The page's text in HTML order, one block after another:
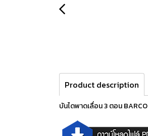
Product description
บันไดพาดเลื่อน 3 ตอน BARCO